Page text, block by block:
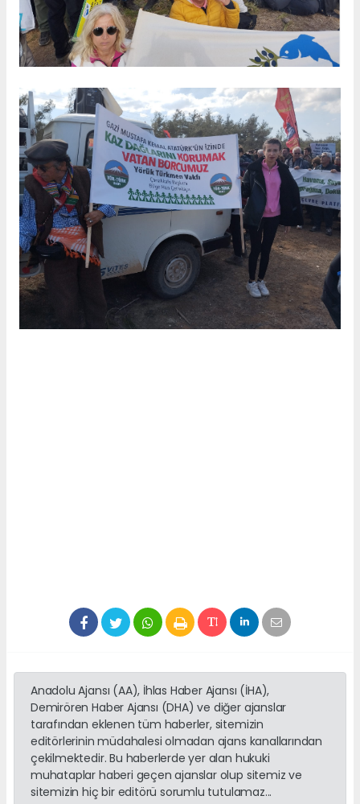
Anadolu Ajansı (AA), İhlas Haber Ajansı (İHA),
Demirören Haber Ajansı (DHA) ve diğer ajanslar
tarafından eklenen tüm haberler, sitemizin
editörlerinin müdahalesi olmadan ajans kanallarından
çekilmektedir. Bu haberlerde yer alan hukuki
muhataplar haberi geçen ajanslar olup sitemiz ve
sitemizin hiç bir editörü sorumlu tutulamaz...